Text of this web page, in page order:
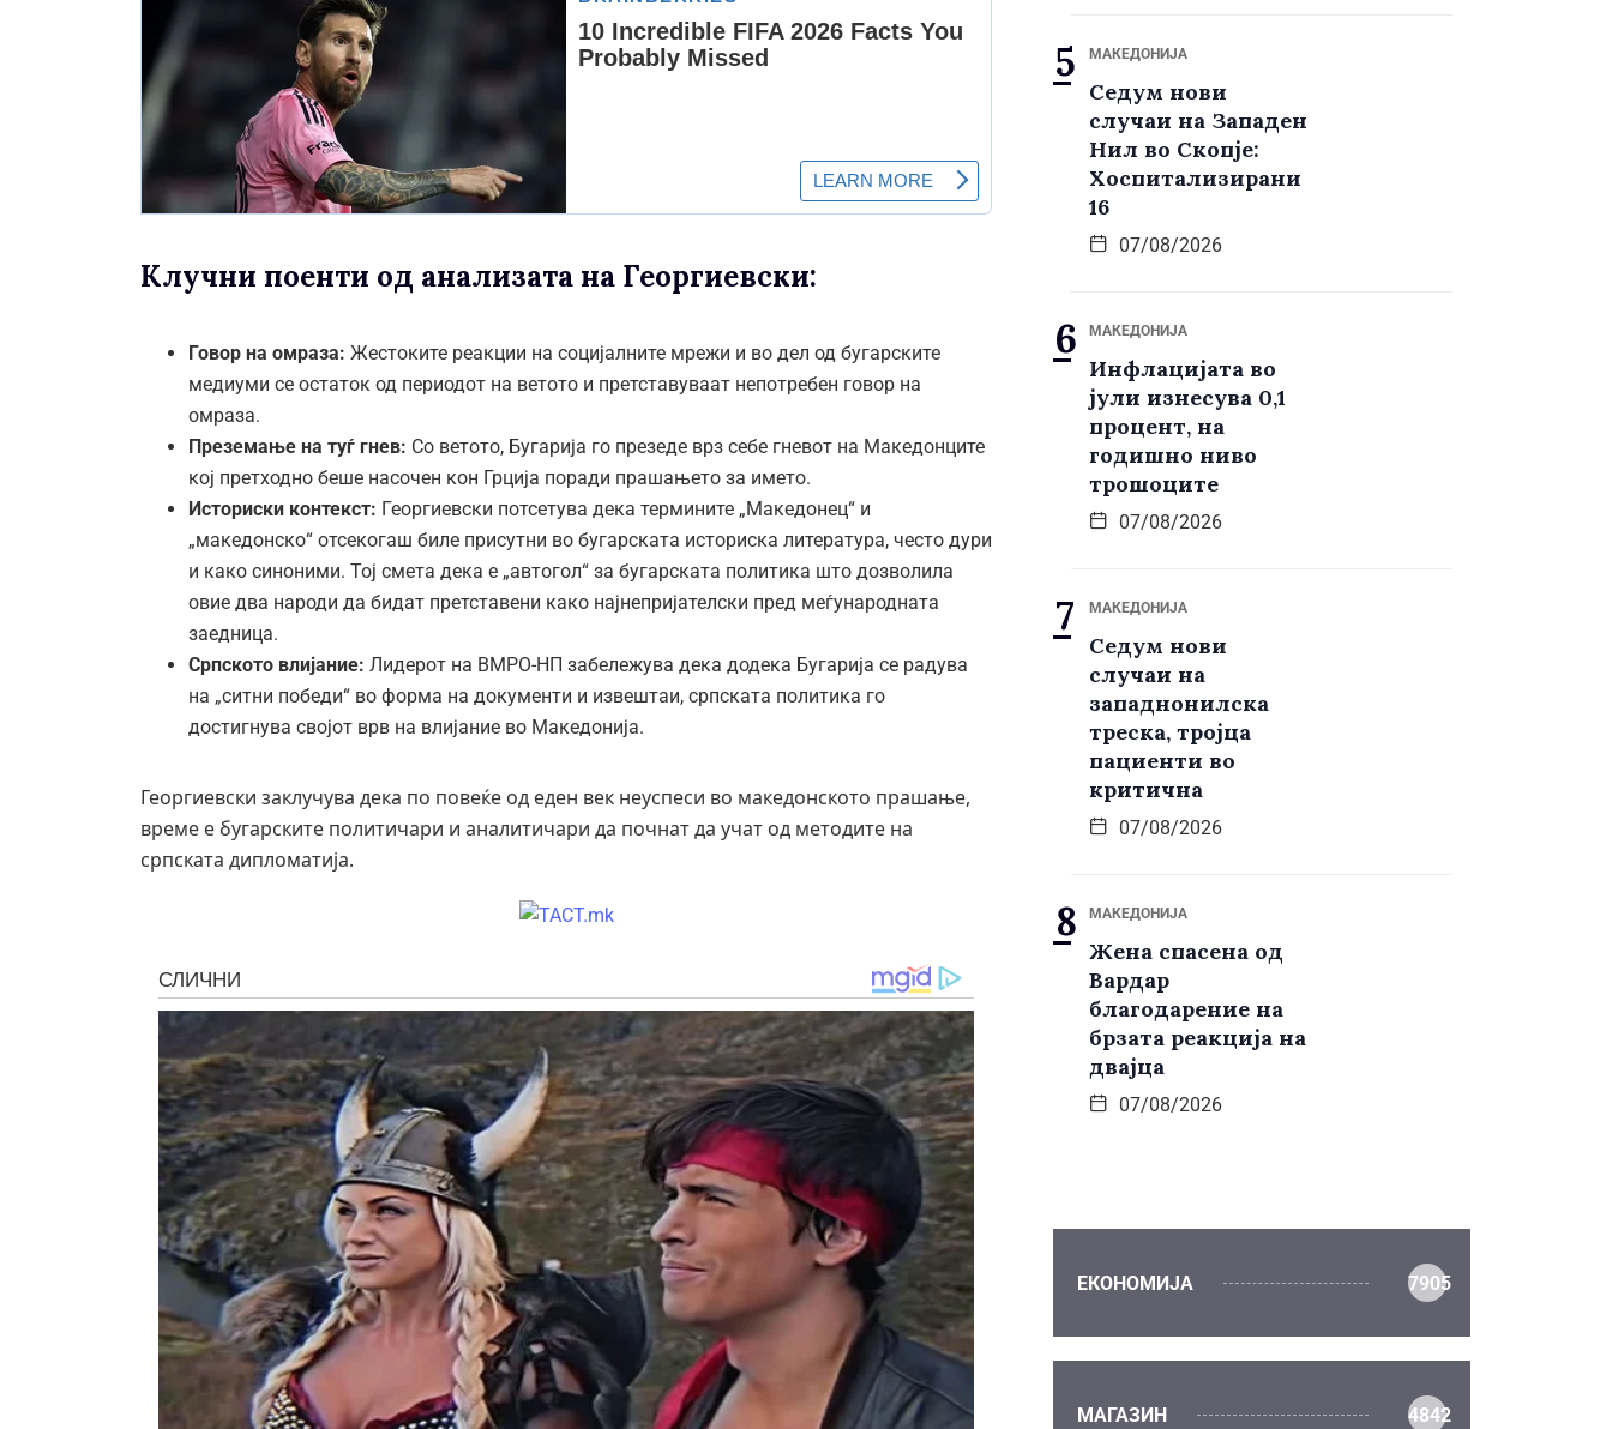
Клучни поенти од анализата на Георгиевски:
Говор на омраза: Жестоките реакции на социјалните мрежи и во дел од бугарските
медиуми се остаток од периодот на ветото и претставуваат непотребен говор на
омраза.
Преземање на туѓ гнев: Со ветото, Бугарија го презеде врз себе гневот на Македонците
кој претходно беше насочен кон Грција поради прашањето за името.
Историски контекст: Георгиевски потсетува дека термините „Македонец“ и
„македонско“ отсекогаш биле присутни во бугарската историска литература, често дури
и како синоними. Тој смета дека е „автогол“ за бугарската политика што дозволила
овие два народи да бидат претставени како најнепријателски пред меѓународната
заедница.
Српското влијание: Лидерот на ВМРО-НП забележува дека додека Бугарија се радува
на „ситни победи“ во форма на документи и извештаи, српската политика го
достигнува својот врв на влијание во Македонија.
Георгиевски заклучува дека по повеќе од еден век неуспеси во македонското прашање,
време е бугарските политичари и аналитичари да почнат да учат од методите на
српската дипломатија.
МАКЕДОНИЈА
Седум нови
случаи на Западен
Нил во Скопје:
Хоспитализирани
16
07/08/2026
МАКЕДОНИЈА
Инфлацијата во
јули изнесува 0,1
процент, на
годишно ниво
трошоците
07/08/2026
МАКЕДОНИЈА
Седум нови
случаи на
западнонилска
треска, тројца
пациенти во
критична
07/08/2026
МАКЕДОНИЈА
Жена спасена од
Вардар
благодарение на
брзата реакција на
двајца
07/08/2026
ЕКОНОМИЈА 7905
МАГАЗИН 4842